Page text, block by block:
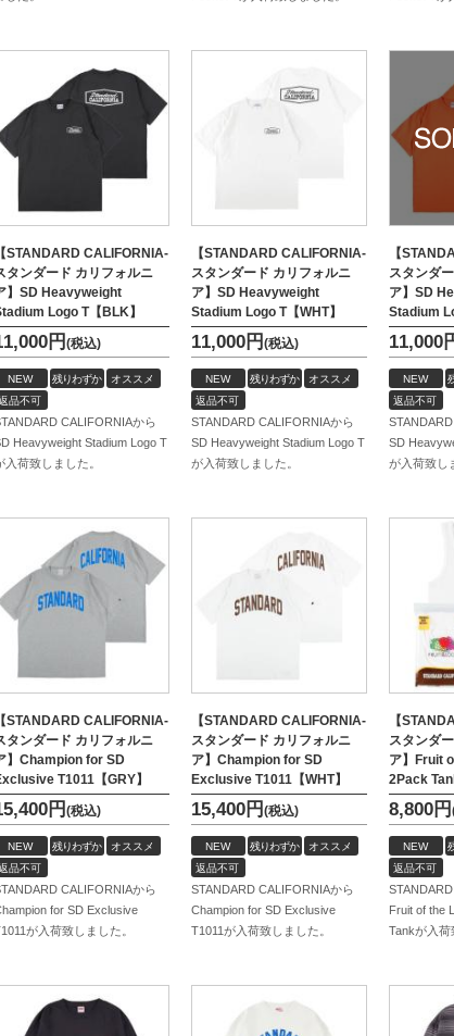
STANDARD CALIFORNIA-
タンダード カリフォルニ
】SD Heavyweight
Logo T【BLK】
円 (税込)
NEW 残りわずか
オススメ
品不可
CALIFORNIAから
Heavyweight Stadium Logo T
入荷致しました。
【STANDARD CALIFORNIA-
スタンダード カリフォルニ
ア】SD Heavyweight
Stadium Logo T【WHT】
11,000円 (税込)
NEW 残りわずか
オススメ
返品不可
STANDARD CALIFORNIAから
SD Heavyweight Stadium Logo T
が入荷致しました。
【
スタンダ
ア】SD
Stadium
11,000
NEW
返品不可
SD
が入荷致し
STANDARD CALIFORNIA-
タンダード カリフォルニ
】Champion for SD
T1011【GRY】
円 (税込)
NEW 残りわずか
オススメ
品不可
CALIFORNIAから
for SD Exclusive
が入荷致しました。
【STANDARD CALIFORNIA-
スタンダード カリフォルニ
ア】Champion for SD
Exclusive T1011【WHT】
15,400円 (税込)
NEW 残りわずか
オススメ
返品不可
STANDARD CALIFORNIAから
Champion for SD Exclusive
T1011が入荷致しました。
【
スタンダ
ア】Fruit
2Pack
8,800円
NEW
返品不可
Fruit of the
Tankが入荷